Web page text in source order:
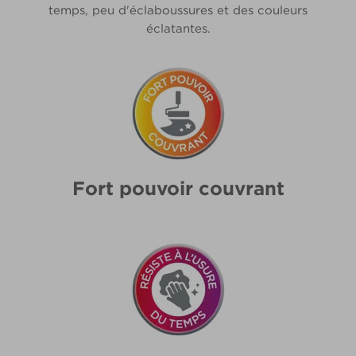
temps, peu d'éclaboussures et des couleurs
éclatantes.
Fort pouvoir couvrant